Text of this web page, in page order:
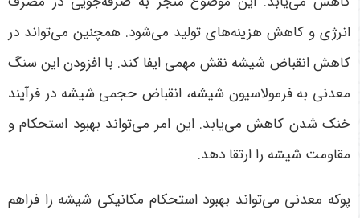
انرژی و کاهش هزینه‌های تولید می‌شود. همچنین می‌تواند در
کاهش انقباض شیشه نقش مهمی ایفا کند. با افزودن این سنگ
معدنی به فرمولاسیون شیشه، انقباض حجمی شیشه در فرآیند
خنک شدن کاهش می‌یابد. این امر می‌تواند بهبود استحکام و
مقاومت شیشه را ارتقا دهد.
پوکه معدنی می‌تواند بهبود استحکام مکانیکی شیشه را فراهم